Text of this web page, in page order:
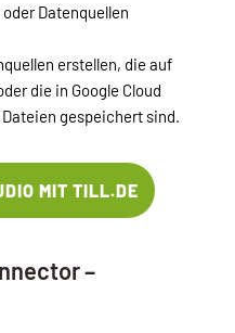
Datenquellen
erstellen, die auf
die in Google Cloud
gespeichert sind.
MIT TILL.DE
–